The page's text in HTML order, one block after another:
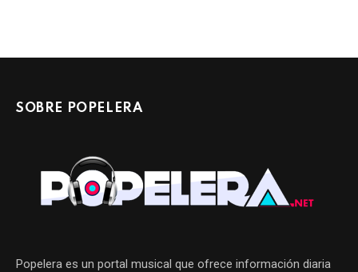
SOBRE POPELERA
Popelera es un portal musical que ofrece información diaria